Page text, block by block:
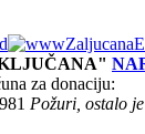
za donaciju:
Požuri, ostalo